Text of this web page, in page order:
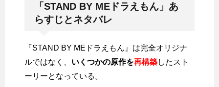
「STAND BY MEドラえもん」あ
らすじとネタバレ
『STAND BY MEドラえもん』は完全オリジナ
ルではなく、 いくつかの原作を再構築したスト
ーリーとなっている。